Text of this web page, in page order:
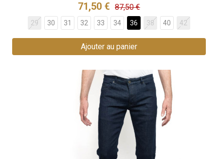
71,50 € 87,50 €
29 30 31 32 33 34 36 38 40 42
Ajouter au panier